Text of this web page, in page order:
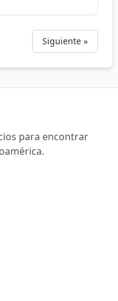
Siguiente »
para encontrar